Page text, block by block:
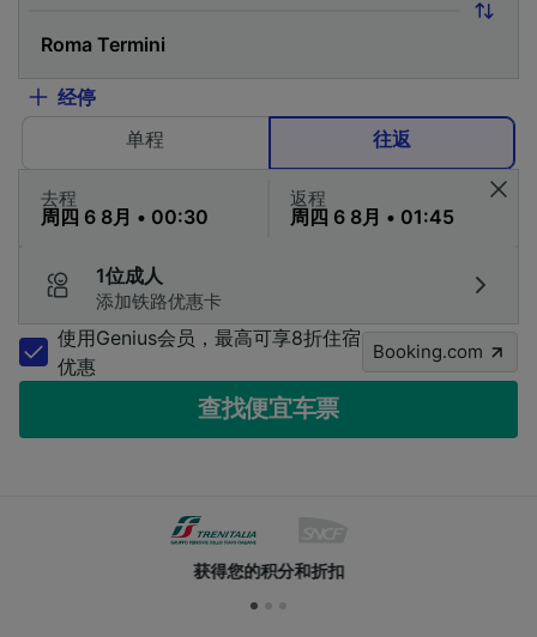
经停
单程
往返
去程 返程
1位成人
添加铁路优惠卡
使用Genius会员，最高可享8折住宿
优惠
Booking.com
查找便宜车票
获得您的积分和折扣